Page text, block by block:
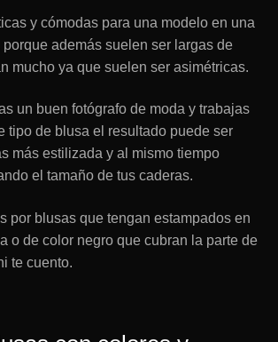
y cómodas para una modelo en una
además suelen ser largas de
mucho ya que suelen ser asimétricas.
un buen fotógrafo de moda y trabajas
tipo de blusa el resultado puede ser
más estilizada y al mismo tiempo
el tamaño de tus caderas.
por blusas que tengan estampados en
o de color negro que cubran la parte de
te cuento.